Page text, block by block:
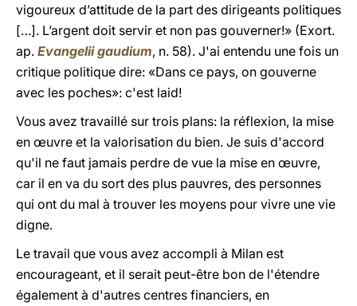
vigoureux d’attitude de la part des dirigeants politiques
[…]. L’argent doit servir et non pas gouverner!» (Exort.
ap. Evangelii gaudium, n. 58). J'ai entendu une fois un
critique politique dire: «Dans ce pays, on gouverne
avec les poches»: c'est laid!
Vous avez travaillé sur trois plans: la réflexion, la mise
en œuvre et la valorisation du bien. Je suis d'accord
qu'il ne faut jamais perdre de vue la mise en œuvre,
car il en va du sort des plus pauvres, des personnes
qui ont du mal à trouver les moyens pour vivre une vie
digne.
Le travail que vous avez accompli à Milan est
encourageant, et il serait peut-être bon de l'étendre
également à d'autres centres financiers, en